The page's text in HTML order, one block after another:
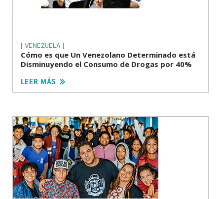
| VENEZUELA |
Cómo es que Un Venezolano Determinado está
Disminuyendo el Consumo de Drogas por 40%
LEER MÁS